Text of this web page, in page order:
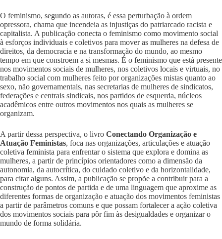
O feminismo, segundo as autoras, é essa perturbação à ordem
opressora, chama que incendeia as injustiças do patriarcado racista e
capitalista. A publicação conecta o feminismo como movimento social
à esforços individuais e coletivos para mover as mulheres na defesa de
direitos, da democracia e na transformação do mundo, ao mesmo
tempo em que constroem a si mesmas. É o feminismo que está presente
nos movimentos sociais de mulheres, nos coletivos locais e virtuais, no
trabalho social com mulheres feito por organizações mistas quanto ao
sexo, não governamentais, nas secretarias de mulheres de sindicatos,
federações e centrais sindicais, nos partidos de esquerda, núcleos
acadêmicos entre outros movimentos nos quais as mulheres se
organizam.
A partir dessa perspectiva, o livro Conectando Organização e
Atuação Feministas, foca nas organizações, articulações e atuação
coletiva feminista para enfrentar o sistema que explora e domina as
mulheres, a partir de princípios orientadores como a dimensão da
autonomia, da autocrítica, do cuidado coletivo e da horizontalidade,
para citar alguns. Assim, a publicação se propõe a contribuir para a
construção de pontos de partida e de uma linguagem que aproxime as
diferentes formas de organização e atuação dos movimentos feministas
a partir de parâmetros comuns e que possam fortalecer a ação coletiva
dos movimentos sociais para pôr fim às desigualdades e organizar o
mundo de forma solidária.